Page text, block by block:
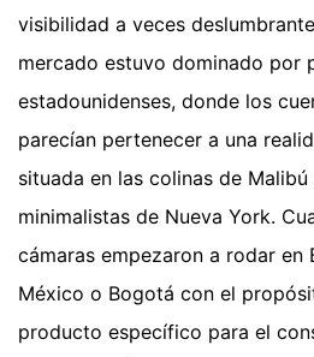
visibilidad a veces
mercado estuvo dominado por
estadounidenses, donde los
parecían pertenecer a una
situada en las colinas de
minimalistas de Nueva York.
cámaras empezaron a rodar en
México o Bogotá con el
producto específico para el